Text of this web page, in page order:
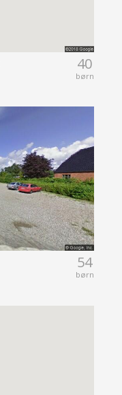
40
børn
54
børn